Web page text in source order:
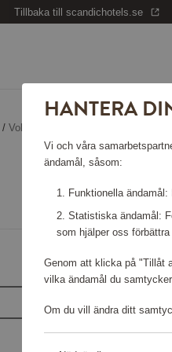
Tillbaka till scandichotels.se
/Volt
HANTERA
Vi och våra
ändamål, såsom:
Funktionella
Statistiska ändamål:
som hjälper oss förbättra
Genom att klicka på "Tillåt
vilka ändamål du
Om du vill ändra ditt